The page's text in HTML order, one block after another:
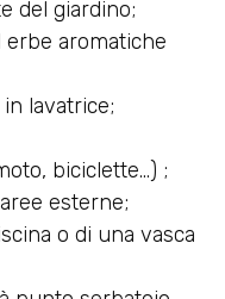
del giardino;
aromatiche
lavatrice;
biciclette…) ;
esterne;
o di una vasca